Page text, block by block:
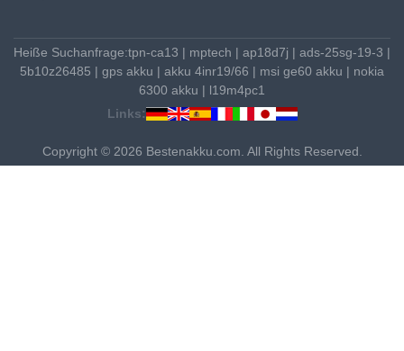
Heiße Suchanfrage:tpn-ca13 | mptech | ap18d7j | ads-25sg-19-3 |
5b10z26485 | gps akku | akku 4inr19/66 | msi ge60 akku | nokia
6300 akku | l19m4pc1
Links:
Copyright © 2026 Bestenakku.com. All Rights Reserved.